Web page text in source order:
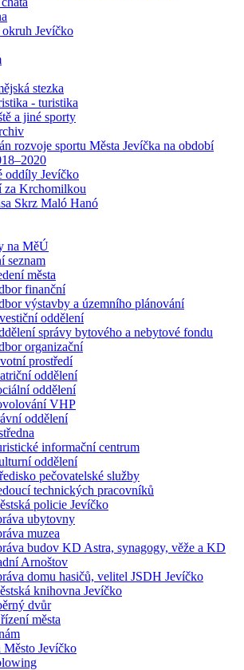
Jevíčko
stezka
- turistika
a jiné sporty
rozvoje sportu Města Jevíčka na období
oddíly Jevíčko
za Krchomilkou
Skrz Maló Hanó
na MěÚ
seznam
města
finanční
výstavby a územního plánování
oddělení
správy bytového a nebytové fondu
organizační
prostředí
oddělení
oddělení
VHP
oddělení
informační centrum
oddělení
pečovatelské služby
technických pracovníků
policie Jevíčko
ubytovny
muzea
budov KD Astra, synagogy, věže a KD
Arnoštov
domu hasičů, velitel JSDH Jevíčko
knihovna Jevíčko
dvůr
města
Město Jevíčko